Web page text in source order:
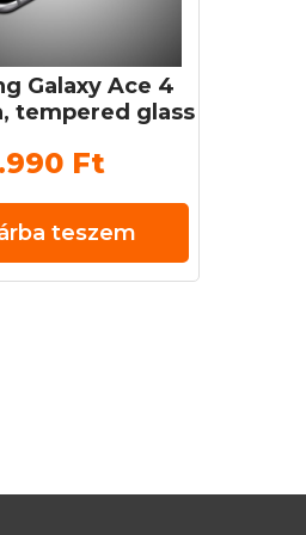
Galaxy Ace 4
tempered glass
Ft
teszem